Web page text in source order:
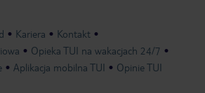
Kariera
Kontakt
Opieka TUI na wakacjach 24/7
Aplikacja mobilna TUI Opinie TUI